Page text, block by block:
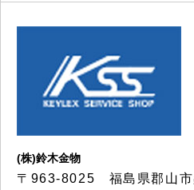
(株)鈴木金物
〒963-8025 福島県郡山市